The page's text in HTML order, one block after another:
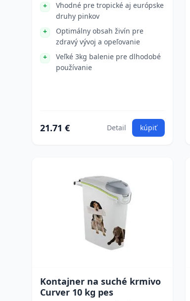
Vhodné pre tropické aj európske
druhy pinkov
Optimálny obsah živín pre
zdravý vývoj a opeľovanie
Veľké 3kg balenie pre dlhodobé
používanie
21.71 € Detail kúpiť
Kontajner na suché krmivo
Curver 10 kg pes